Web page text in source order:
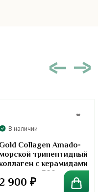
В наличии
Gold Collagen Amado-
морской трипептидный
с керамидами
в порошке. 300 грамм
2 900 ₽